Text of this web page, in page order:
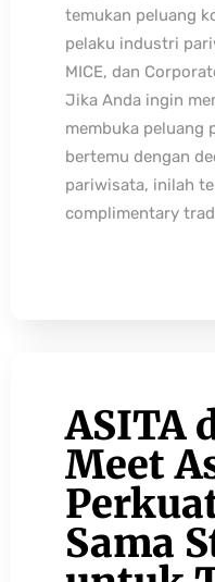
temukan peluang
pelaku industri
MICE, dan
Jika Anda ingin
membuka peluang
bertemu dengan
pariwisata, inilah
complimentary
ASITA
Meet
Sama